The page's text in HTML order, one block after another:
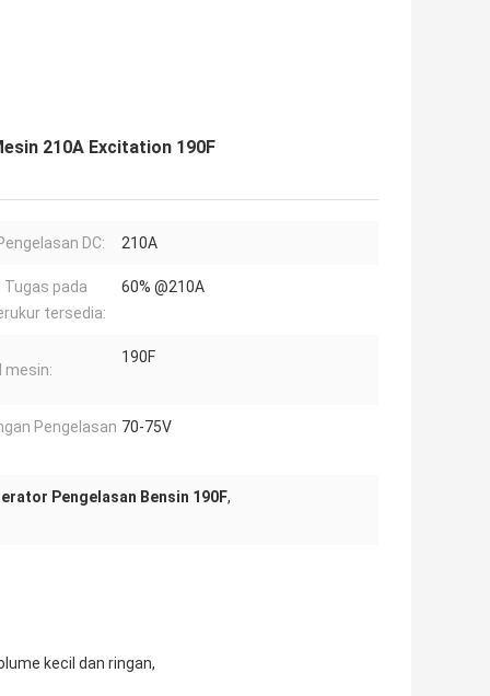
210A Excitation 190F
DC: 210A
Tugas pada
tersedia:
60% @210A
mesin:
190F
Pengelasan 70-75V
Pengelasan Bensin 190F,
kecil dan ringan,